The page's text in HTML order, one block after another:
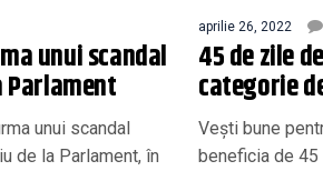
unui scandal
Parlament
unui scandal
de la Parlament, în
aprilie 26, 2022
45 de zile
categorie
Veşti bune
beneficia de 45